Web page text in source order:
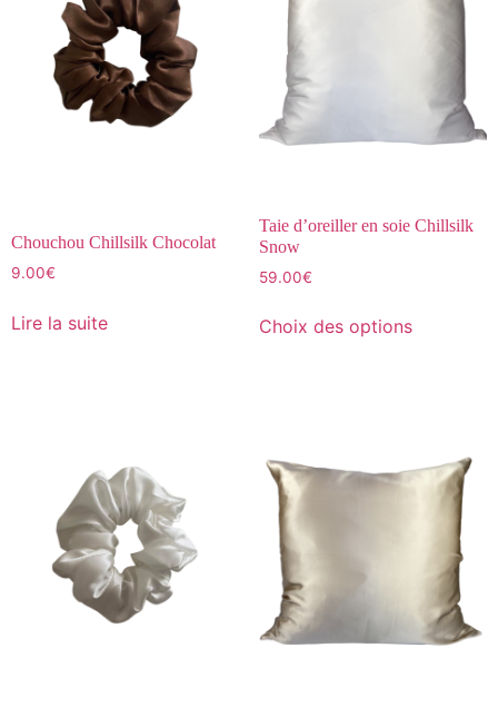
Chouchou Chillsilk Chocolat
9.00€
Lire la suite
Taie d’oreiller en soie Chillsilk
Snow
59.00€
Choix des options